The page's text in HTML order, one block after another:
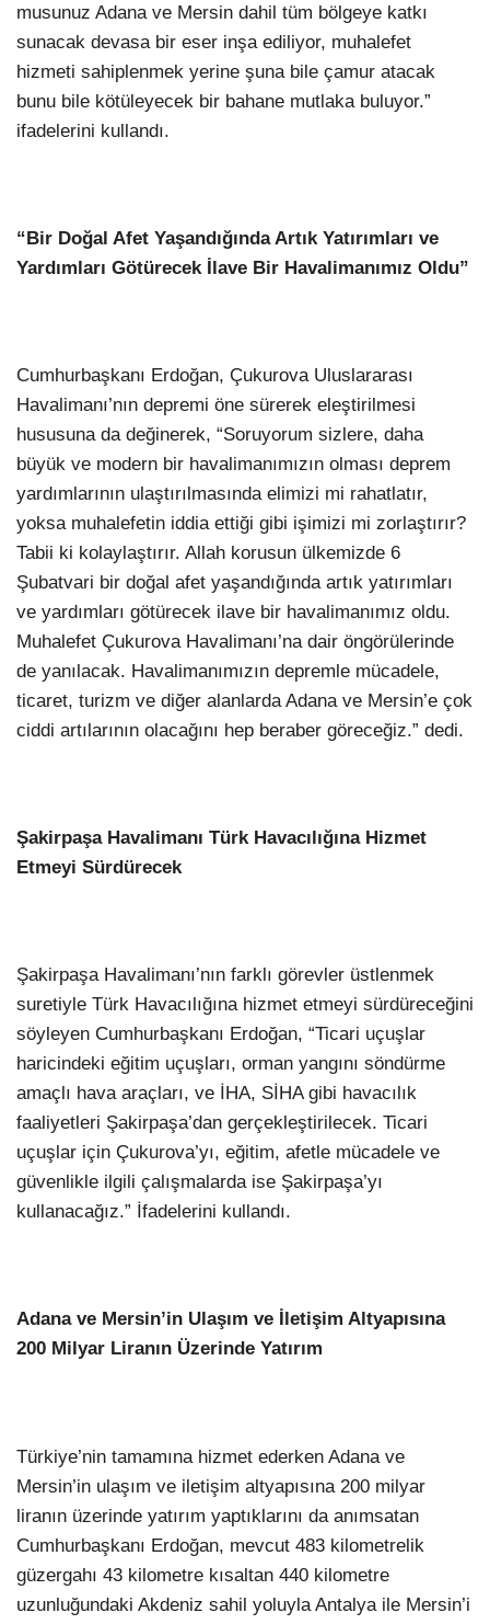
musunuz Adana ve Mersin dahil tüm bölgeye katkı
sunacak devasa bir eser inşa ediliyor, muhalefet
hizmeti sahiplenmek yerine şuna bile çamur atacak
bunu bile kötüleyecek bir bahane mutlaka buluyor.”
ifadelerini kullandı.
“Bir Doğal Afet Yaşandığında Artık Yatırımları ve
Yardımları Götürecek İlave Bir Havalimanımız Oldu”
Cumhurbaşkanı Erdoğan, Çukurova Uluslararası
Havalimanı’nın depremi öne sürerek eleştirilmesi
hususuna da değinerek, “Soruyorum sizlere, daha
büyük ve modern bir havalimanımızın olması deprem
yardımlarının ulaştırılmasında elimizi mi rahatlatır,
yoksa muhalefetin iddia ettiği gibi işimizi mi zorlaştırır?
Tabii ki kolaylaştırır. Allah korusun ülkemizde 6
Şubatvari bir doğal afet yaşandığında artık yatırımları
ve yardımları götürecek ilave bir havalimanımız oldu.
Muhalefet Çukurova Havalimanı’na dair öngörülerinde
de yanılacak. Havalimanımızın depremle mücadele,
ticaret, turizm ve diğer alanlarda Adana ve Mersin’e çok
ciddi artılarının olacağını hep beraber göreceğiz.” dedi.
Şakirpaşa Havalimanı Türk Havacılığına Hizmet
Etmeyi Sürdürecek
Şakirpaşa Havalimanı’nın farklı görevler üstlenmek
suretiyle Türk Havacılığına hizmet etmeyi sürdüreceğini
söyleyen Cumhurbaşkanı Erdoğan, “Ticari uçuşlar
haricindeki eğitim uçuşları, orman yangını söndürme
amaçlı hava araçları, ve İHA, SİHA gibi havacılık
faaliyetleri Şakirpaşa’dan gerçekleştirilecek. Ticari
uçuşlar için Çukurova’yı, eğitim, afetle mücadele ve
güvenlikle ilgili çalışmalarda ise Şakirpaşa’yı
kullanacağız.” İfadelerini kullandı.
Adana ve Mersin’in Ulaşım ve İletişim Altyapısına
200 Milyar Liranın Üzerinde Yatırım
Türkiye’nin tamamına hizmet ederken Adana ve
Mersin’in ulaşım ve iletişim altyapısına 200 milyar
liranın üzerinde yatırım yaptıklarını da anımsatan
Cumhurbaşkanı Erdoğan, mevcut 483 kilometrelik
güzergahı 43 kilometre kısaltan 440 kilometre
uzunluğundaki Akdeniz sahil yoluyla Antalya ile Mersin’i